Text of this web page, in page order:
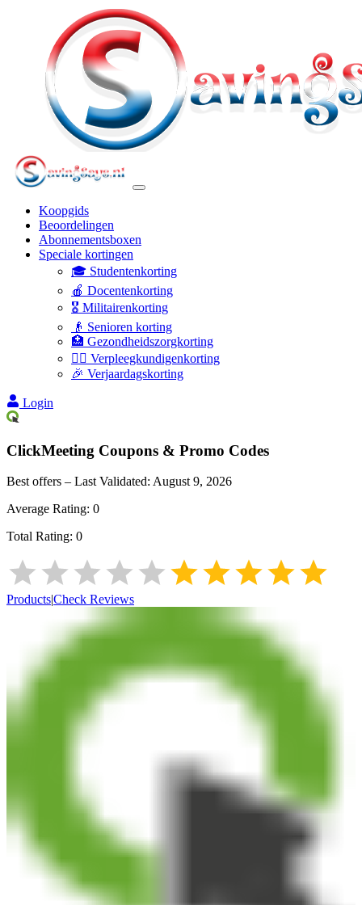
Koopgids
Beoordelingen
Abonnementsboxen
Speciale kortingen
🎓 Studentenkorting
🍎 Docentenkorting
🎖️ Militairenkorting
👴 Senioren korting
🏥 Gezondheidszorgkorting
👩‍⚕️ Verpleegkundigenkorting
🎉 Verjaardagskorting
Login
ClickMeeting Coupons & Promo Codes
Best offers – Last Validated: August 9, 2026
Average Rating: 0
Total Rating: 0
Products|Check Reviews